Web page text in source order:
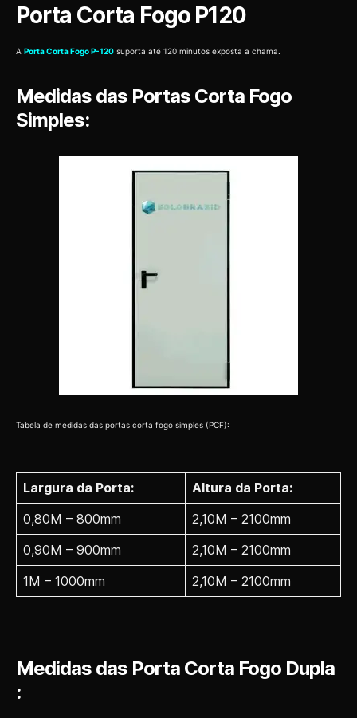
Porta Corta Fogo P120
A Porta Corta Fogo P-120 suporta até 120 minutos exposta a chama.
Medidas das Portas Corta Fogo
Simples:
Tabela de medidas das portas corta fogo simples (PCF):
Largura da Porta:
Altura da Porta:
0,80M – 800mm
2,10M – 2100mm
0,90M – 900mm
2,10M – 2100mm
1M – 1000mm
2,10M – 2100mm
Medidas das Porta Corta Fogo Dupla
: